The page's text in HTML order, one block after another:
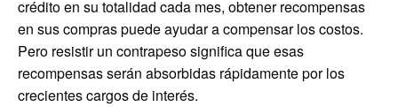
crédito en su totalidad cada mes, obtener recompensas
en sus compras puede ayudar a compensar los costos.
Pero resistir un contrapeso significa que esas
recompensas serán absorbidas rápidamente por los
crecientes cargos de interés.